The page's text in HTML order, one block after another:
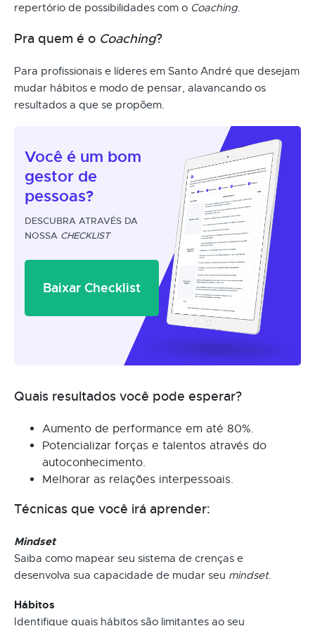
repertório de possibilidades com o Coaching.
Pra quem é o Coaching?
Para profissionais e líderes em Santo André que desejam
mudar hábitos e modo de pensar, alavancando os
resultados a que se propõem.
Você é um bom
gestor de
pessoas?
DESCUBRA ATRAVÉS DA
NOSSA CHECKLIST
Baixar Checklist
Quais resultados você pode esperar?
Aumento de performance em até 80%.
Potencializar forças e talentos através do
autoconhecimento.
Melhorar as relações interpessoais.
Técnicas que você irá aprender:
Mindset
Saiba como mapear seu sistema de crenças e
desenvolva sua capacidade de mudar seu mindset.
Hábitos
Identifique quais hábitos são limitantes ao seu